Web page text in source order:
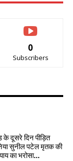
0
Subscribers
के दूसरे दिन पीड़ित
सुनील पटेल मृतक की
का भरोसा...